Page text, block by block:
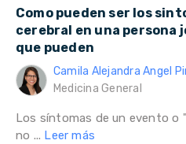
Como pueden ser los
cerebral en una persona
que pueden
Camila Alejandra Angel
Medicina General
Los síntomas de un evento o
no ... Leer más